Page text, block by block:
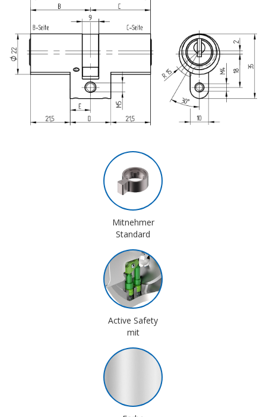
Mitnehmer
Standard
Active Safety
mit